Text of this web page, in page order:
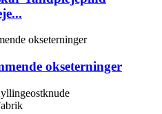
okseterninger